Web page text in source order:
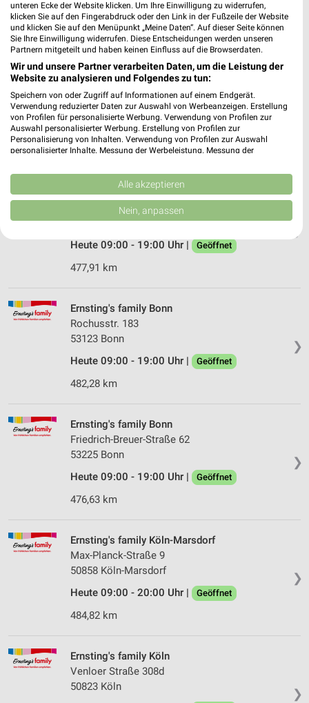
Heute 09:00 - 19:00 Uhr | Geöffnet
470,49 km
Ernsting's family Köln
Kalker Hauptstraße 55
51103 Köln
Heute 10:00 - 20:00 Uhr | Geöffnet
474,87 km
❯
Ernsting's family Bonn
Wenzelgasse 11
53111 Bonn
Heute 09:00 - 19:00 Uhr |
Geöffnet
477,91 km
❯
Ernsting's family Bonn
Rochusstr. 183
53123 Bonn
Heute 09:00 - 19:00 Uhr |
Geöffnet
482,28 km
❯
Ernsting's family Bonn
Friedrich-Breuer-Straße 62
53225 Bonn
Heute 09:00 - 19:00 Uhr |
Geöffnet
476,63 km
❯
Ernsting's family Köln-Marsdorf
Max-Planck-Straße 9
50858 Köln-Marsdorf
Heute 09:00 - 20:00 Uhr |
Geöffnet
484,82 km
❯
Ernsting's family Köln
Venloer Straße 308d
50823 Köln
unteren Ecke der Website klicken. Um Ihre Einwilligung zu widerrufen,
klicken Sie auf den Fingerabdruck oder den Link in der Fußzeile der Website
und klicken Sie auf den Menüpunkt „Meine Daten“. Auf dieser Seite können
Sie Ihre Einwilligung widerrufen. Diese Entscheidungen werden unseren
Partnern mitgeteilt und haben keinen Einfluss auf die Browserdaten.
Wir und unsere Partner verarbeiten Daten, um die Leistung der
Website zu analysieren und Folgendes zu tun:
Speichern von oder Zugriff auf Informationen auf einem Endgerät.
Verwendung reduzierter Daten zur Auswahl von Werbeanzeigen. Erstellung
von Profilen für personalisierte Werbung. Verwendung von Profilen zur
Auswahl personalisierter Werbung. Erstellung von Profilen zur
Personalisierung von Inhalten. Verwendung von Profilen zur Auswahl
personalisierter Inhalte. Messung der Werbeleistung. Messung der
Kombinationen von Daten aus verschiedenen Quellen. Entwicklung und
Verbesserung der Angebote. Verwendung reduzierter Daten zur Auswahl
von Inhalten.
Daten können außerhalb der Europäischen Union weitergegeben und in die
USA gesendet werden.
Website/App.
Partnerliste anzeigen (1 IAB-Anbieter)
Speichern von oder Zugriff auf Informationen
auf einem Endgerät
Verwendung reduzierter Daten zur Auswahl von
Verwendung von Profilen zur Auswahl
personalisierter Werbung
Erstellung von Profilen zur Personalisierung
Messung der Werbeleistung
Messung der Performance von Inhalten
Analyse von Zielgruppen durch Statistiken oder
Entwicklung und Verbesserung der Angebote
Verwendung reduzierter Daten zur Auswahl von
Alle akzeptieren
Nein, anpassen